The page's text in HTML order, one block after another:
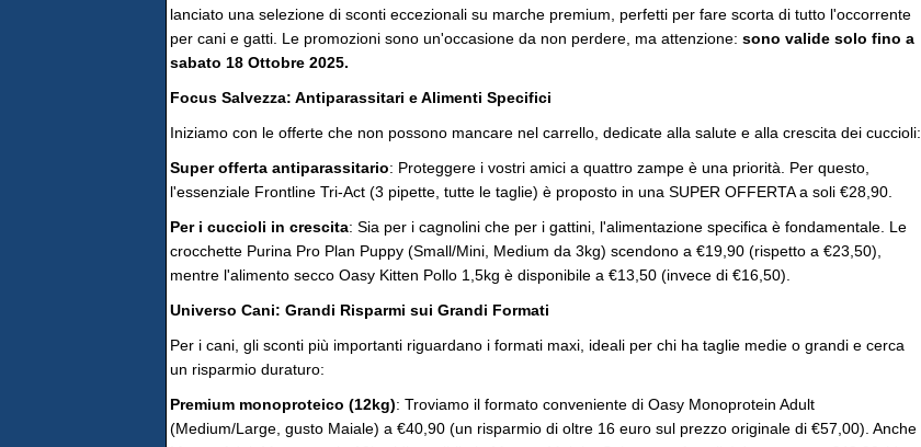
lanciato una selezione di sconti eccezionali su marche premium, perfetti per fare scorta di tutto l'occorrente
per cani e gatti. Le promozioni sono un'occasione da non perdere, ma attenzione: sono valide solo fino a
sabato 18 Ottobre 2025.
Focus Salvezza: Antiparassitari e Alimenti Specifici
Iniziamo con le offerte che non possono mancare nel carrello, dedicate alla salute e alla crescita dei cuccioli:
Super offerta antiparassitario: Proteggere i vostri amici a quattro zampe è una priorità. Per questo,
l'essenziale Frontline Tri-Act (3 pipette, tutte le taglie) è proposto in una SUPER OFFERTA a soli €28,90.
Per i cuccioli in crescita: Sia per i cagnolini che per i gattini, l'alimentazione specifica è fondamentale. Le
crocchette Purina Pro Plan Puppy (Small/Mini, Medium da 3kg) scendono a €19,90 (rispetto a €23,50),
mentre l'alimento secco Oasy Kitten Pollo 1,5kg è disponibile a €13,50 (invece di €16,50).
Universo Cani: Grandi Risparmi sui Grandi Formati
Per i cani, gli sconti più importanti riguardano i formati maxi, ideali per chi ha taglie medie o grandi e cerca
un risparmio duraturo:
Premium monoproteico (12kg): Troviamo il formato conveniente di Oasy Monoprotein Adult
(Medium/Large, gusto Maiale) a €40,90 (un risparmio di oltre 16 euro sul prezzo originale di €57,00). Anche